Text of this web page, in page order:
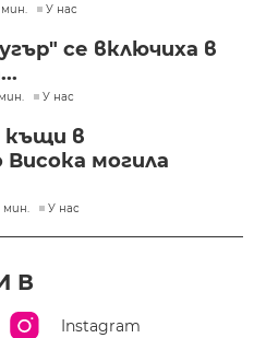
мин. У нас
се включиха в
У нас
къщи в
могила
мин. У нас
В
Instagram